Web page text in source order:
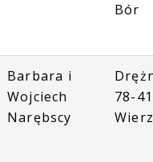
Bór
Barbara i
Wojciech
Narębscy
78-